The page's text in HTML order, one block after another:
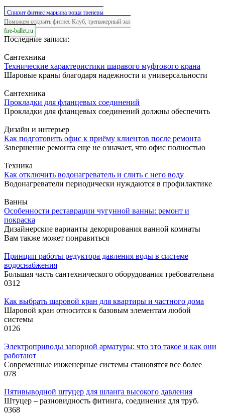
Спирит фитнес марьина роща тренеры
Поможем открыть фитнес Клуб, тренажерный зал
fire-ballet.ru
Последние записи:
Сантехника
Технические характеристики шаравого муфтового крана
Шаровые краны благодаря надежности и универсальности
Сантехника
Прокладки для фланцевых соединений
Прокладки для фланцевых соединений должны обеспечить
Дизайн и интерьер
Как подготовить офис к приёму клиентов после ремонта
Завершение ремонта еще не означает, что офис полностью
Техника
Как отключить водонагреватель и слить с него воду
Водонагреватели периодически нуждаются в профилактике
Ванны
Особенности реставрации чугунной ванны: ремонт и
покраска
Дизайнерские варианты декорирования ванной комнаты
Вам также может понравиться
Принцип работы редуктора давления воды в системе
водоснабжения
Большая часть сантехнического оборудования требовательна
0312
Как выбрать шаровой кран для квартиры и частного дома
Шаровой кран относится к базовым элементам любой
системы
0126
Электроприводы запорной арматуры: что это такое и как они
работают
Современные инженерные системы становятся все более
078
Пятивыводной штуцер для шланга высокого давления
Штуцер – разновидность фитинга, соединения для труб.
0368